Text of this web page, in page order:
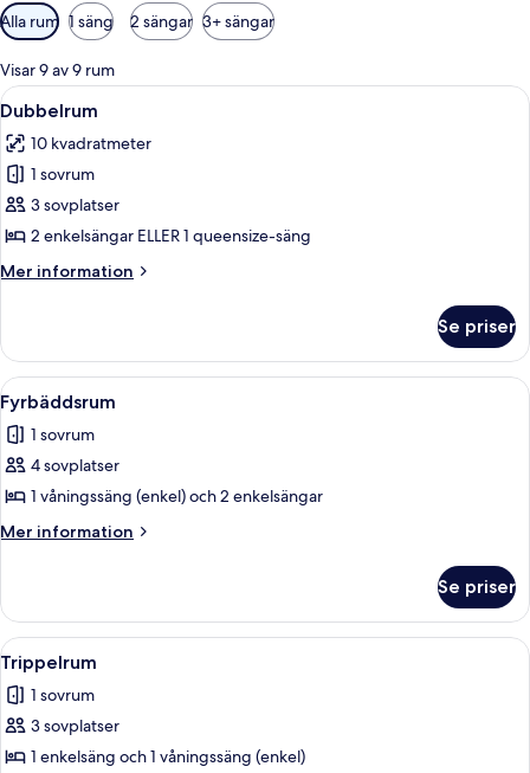
Tillgängliga
filter
för
rum
Alla rum 1 säng 2 sängar 3+ sängar
Visar 9 av 9 rum
Öppna
alla
foton
för
Dubbelrum
Ett sovrum med en säng, ett
3
Dubbelrum
10 kvadratmeter
1 sovrum
3 sovplatser
2 enkelsängar ELLER 1 queensize-säng
Mer information
Mer
Se priser
Öppna
alla
foton
för
Fyrbäddsrum
Ett sovrum med en våningssäng, ett
1
Fyrbäddsrum
1 sovrum
4 sovplatser
1 våningssäng (enkel) och 2 enkelsängar
Mer information
Mer
Se priser
Öppna
alla
foton
för
Trippelrum
Ett rum med ett vitt bord, två stolar,
2
Trippelrum
1 sovrum
3 sovplatser
1 enkelsäng och 1 våningssäng (enkel)